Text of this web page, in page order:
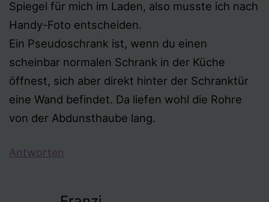
Spiegel für mich im Laden, also musste ich nach
Handy-Foto entscheiden.
Ein Pseudoschrank ist, wenn du einen
scheinbar normalen Schrank in der Küche
öffnest, sich aber direkt hinter der Schranktür
eine Wand befindet. Da liefen wohl die Rohre
von der Abdunsthaube lang.
Antworten